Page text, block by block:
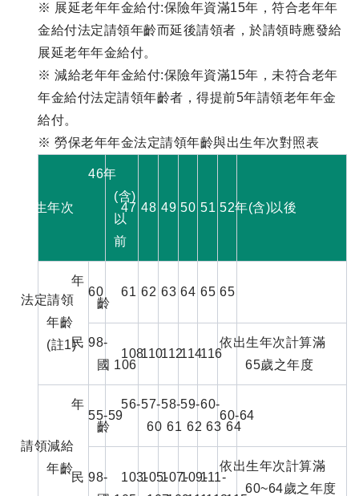
※ 展延老年年金給付:保險年資滿15年，符合老年年
金給付法定請領年齡而延後請領者，於請領時應發給
展延老年年金給付。
※ 減給老年年金給付:保險年資滿15年，未符合老年
年金給付法定請領年齡者，得提前5年請領老年年金
給付。
※ 勞保老年年金法定請領年齡與出生年次對照表
出生年次
46年
(含)
以
前
47 48 49 50 51 52年(含)以後
法定請領
年齡
(註1)
年
齡
60 61 62 63 64 65 65
民
國
98-
106
108110112114116
依出生年次計算滿
65歲之年度
請領減給
年齡
年
齡
55-59
56-
60
57-
61
58-
62
59-
63
60-
64
60-64
民 98-
103-105-107-109-111-
依出生年次計算滿
60~64歲之年度